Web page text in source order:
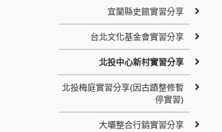
宜蘭縣史館實習分享
台北文化基金會實習分享
北投中心新村實習分享
北投梅庭實習分享(因古蹟整修暫
停實習)
大壩整合行銷實習分享